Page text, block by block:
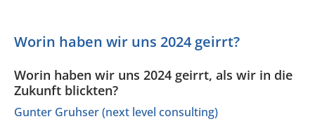
Worin haben wir uns 2024 geirrt?
Worin haben wir uns 2024 geirrt, als wir in die
Zukunft blickten?
Gunter Gruhser (next level consulting)